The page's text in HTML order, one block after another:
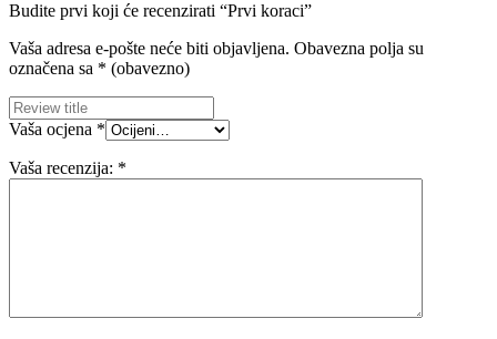
Budite prvi koji će recenzirati “Prvi koraci”
Vaša adresa e-pošte neće biti objavljena. Obavezna polja su
označena sa * (obavezno)
Vaša ocjena *
Vaša recenzija: *